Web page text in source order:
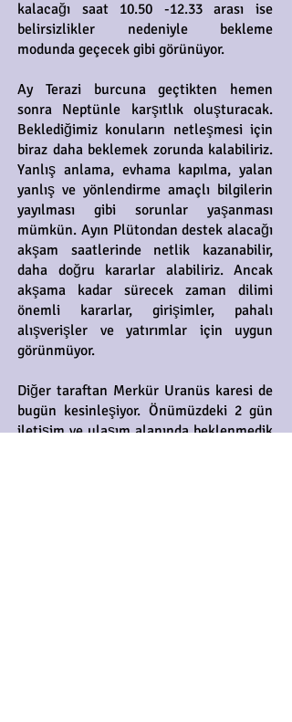
kalacağı saat 10.50 -12.33arası ise
belirsizlikler nedeniyle bekleme
modunda geçecek gibi görünüyor.
Ay Terazi burcuna geçtikten hemen
sonra Neptünle karşıtlık oluşturacak.
Beklediğimiz konuların netleşmesi için
biraz daha beklemek zorunda kalabiliriz.
Yanlış anlama, evhama kapılma, yalan
yanlış ve yönlendirme amaçlı bilgilerin
yayılması gibi sorunlar yaşanması
mümkün. Ayın Plütondan destek alacağı
akşam saatlerinde netlik kazanabilir,
daha doğru kararlar alabiliriz. Ancak
akşama kadar sürecek zaman dilimi
önemli kararlar, girişimler, pahalı
alışverişler ve yatırımlar için uygun
görünmüyor.
Diğer taraftan Merkür Uranüs karesi de
bugün kesinleşiyor. Önümüzdeki 2 gün
iletişim ve ulaşım alanında beklenmedik